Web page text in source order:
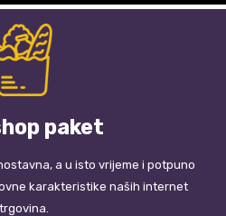
paket
a u isto vrijeme i potpuno
karakteristike naših internet
trgovina.